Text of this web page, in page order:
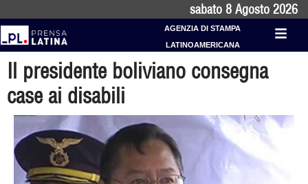
sabato 8 Agosto 2026
AGENZIA DI STAMPA
LATINOAMERICANA
Il presidente boliviano consegna
case ai disabili